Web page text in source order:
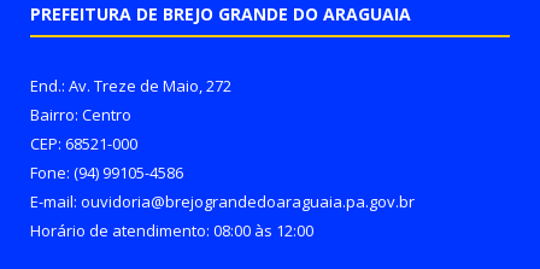
PREFEITURA DE BREJO GRANDE DO ARAGUAIA
End.: Av. Treze de Maio, 272
Bairro: Centro
CEP: 68521-000
Fone: (94) 99105-4586
E-mail: ouvidoria@brejograndedoaraguaia.pa.gov.br
Horário de atendimento: 08:00 às 12:00